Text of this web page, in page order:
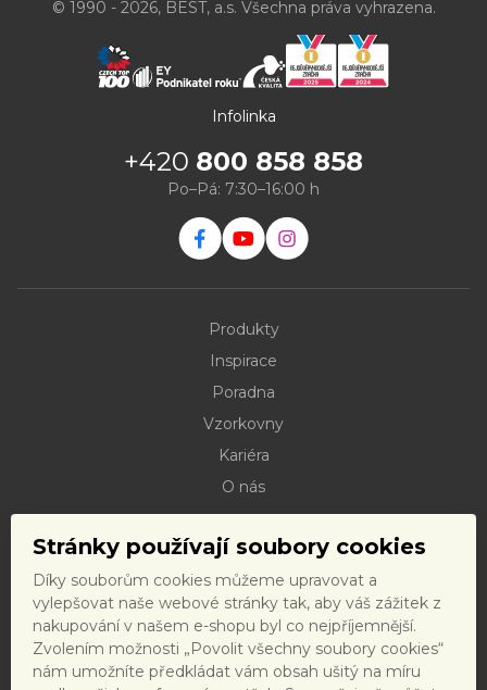
Stránky používají soubory cookies
Díky souborům cookies můžeme upravovat a
vylepšovat naše webové stránky tak, aby váš zážitek z
nakupování v našem e-shopu byl co nejpříjemnější.
Zvolením možnosti „Povolit všechny soubory cookies“
nám umožníte předkládat vám obsah ušitý na míru
© 1990 - 2026, BEST, a.s. Všechna práva vyhrazena.
Infolinka
+420 800 858 858
Po–Pá: 7:30–16:00 h
Produkty
Inspirace
Poradna
Vzorkovny
Kariéra
O nás
Dokumenty ke stažení
Doprava
Reklamační řád
Reklamační formulář